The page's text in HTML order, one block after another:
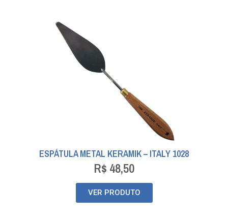
ESPÁTULA METAL KERAMIK – ITALY 1028
R$ 48,50
VER PRODUTO